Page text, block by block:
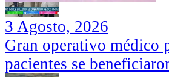
3 Agosto, 2026
Gran operativo médico
pacientes se